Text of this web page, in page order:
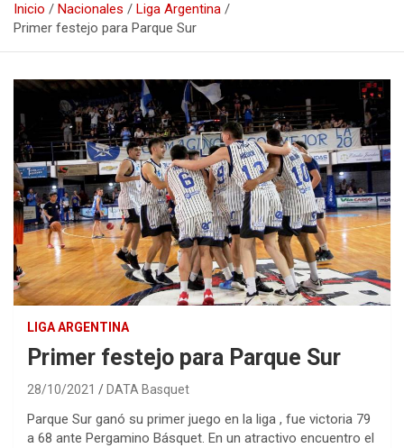
Inicio Nacionales
Liga Argentina
Primer festejo para Parque Sur
LIGA ARGENTINA
Primer festejo para Parque Sur
28/10/2021 DATA Basquet
Parque Sur ganó su primer juego en la liga , fue victoria 79
a 68 ante Pergamino Básquet. En un atractivo encuentro el